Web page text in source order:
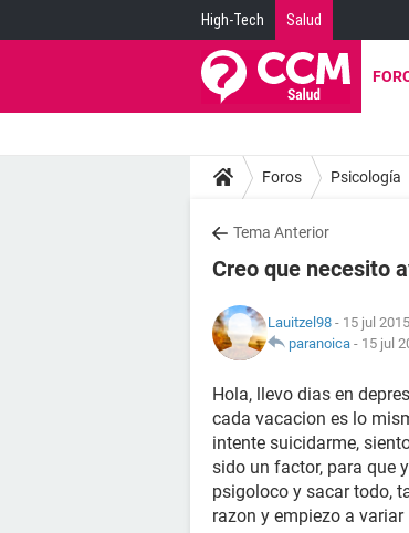
High-Tech Salud
Foros Psicología
Tema Anterior
Creo que necesito
Lauitzel98 - 15 jul
paranoica - 15 jul
Hola, llevo dias en
cada vacacion es lo
intente suicidarme,
sido un factor, para que
psigoloco y sacar todo,
razon y empiezo a variar